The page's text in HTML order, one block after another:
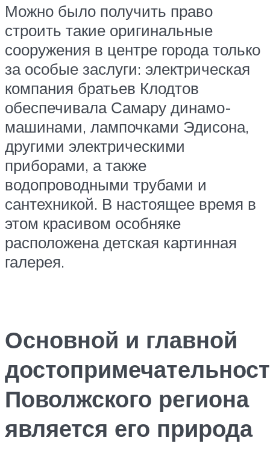
Можно было получить право
строить такие оригинальные
сооружения в центре города только
за особые заслуги: электрическая
компания братьев Клодтов
обеспечивала Самару динамо-
машинами, лампочками Эдисона,
другими электрическими
приборами, а также
водопроводными трубами и
сантехникой. В настоящее время в
этом красивом особняке
расположена детская картинная
галерея.
Основной и главной
Поволжского региона
является его природа